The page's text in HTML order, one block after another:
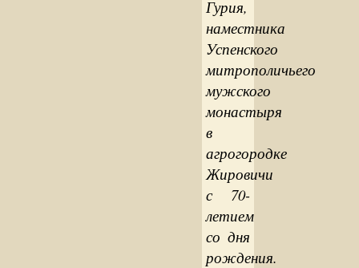
Гурия,
наместника
Успенского
митрополичьего
мужского
монастыря
в
агрогородке
Жировичи
с 70-
летием
со дня
рождения.